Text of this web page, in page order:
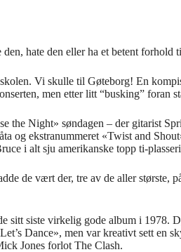
hate den eller ha et betent
Vi skulle til Gøteborg! En
men etter litt “busking” foran
the Night» søndagen – der gitarist
og ekstranummeret «Twist and
i alt sju amerikanske topp ti-
de vært der, tre av de aller
sitt siste virkelig gode album i
Dance», men var kreativt sett en
Jones forlot The Clash.